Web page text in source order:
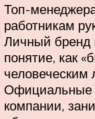
Топ-
работникам
Личный бренд
понятие, как
человеческим
Официальные
компании,